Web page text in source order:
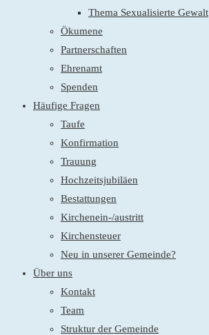
Thema Sexualisierte Gewalt
Ökumene
Partnerschaften
Ehrenamt
Spenden
Häufige Fragen
Taufe
Konfirmation
Trauung
Hochzeitsjubiläen
Bestattungen
Kirchenein-/austritt
Kirchensteuer
Neu in unserer Gemeinde?
Über uns
Kontakt
Team
Struktur der Gemeinde